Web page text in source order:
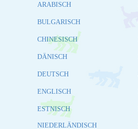
ARABISCH
BULGARISCH
CHINESISCH
DÄNISCH
DEUTSCH
ENGLISCH
ESTNISCH
NIEDERLÄNDISCH